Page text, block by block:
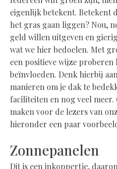
eigenlijk betekent. Betekent
het gras gaan liggen? Nou,
geld willen uitgeven en
wat we hier bedoelen. Met
een positieve wijze proberen
beïnvloeden. Denk hierbij
manieren om je dak te
faciliteiten en nog veel
maken voor de lezers van
hieronder een paar
Zonnepanelen
Dit is een inkoppertje,